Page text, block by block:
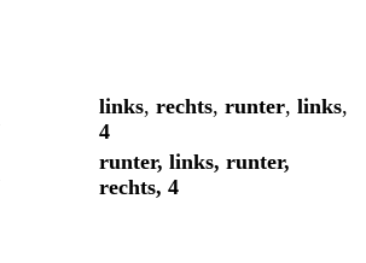
links, rechts, runter, links,
4
runter, links, runter,
rechts, 4